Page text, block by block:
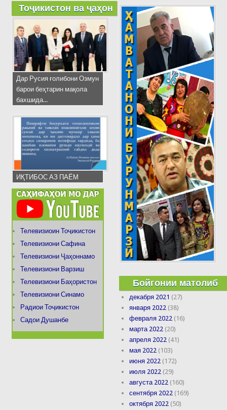
Тоҷикистон ва ҷаҳон
Дар Русия ғолибони Озмун
барои беҳтарин мақола
бахшида...
ИҚТИБОС АЗ ПАЁМ
Телевизиоин Тоҷикистон
Телевизиони Сафина
Телевизиони Ҷаҳоннамо
Телевизиони Варзиш
Телевизиони Баҳористон
Телевизиони Синамо
Радиои Тоҷикистон
Садои Душанбе
Бойгонии матолиб
декабря 2021 (27)
января 2022 (38)
февраля 2022 (16)
марта 2022 (20)
апреля 2022 (41)
мая 2022 (103)
июня 2022 (172)
июля 2022 (29)
августа 2022 (160)
сентября 2022 (169)
октября 2022 (50)